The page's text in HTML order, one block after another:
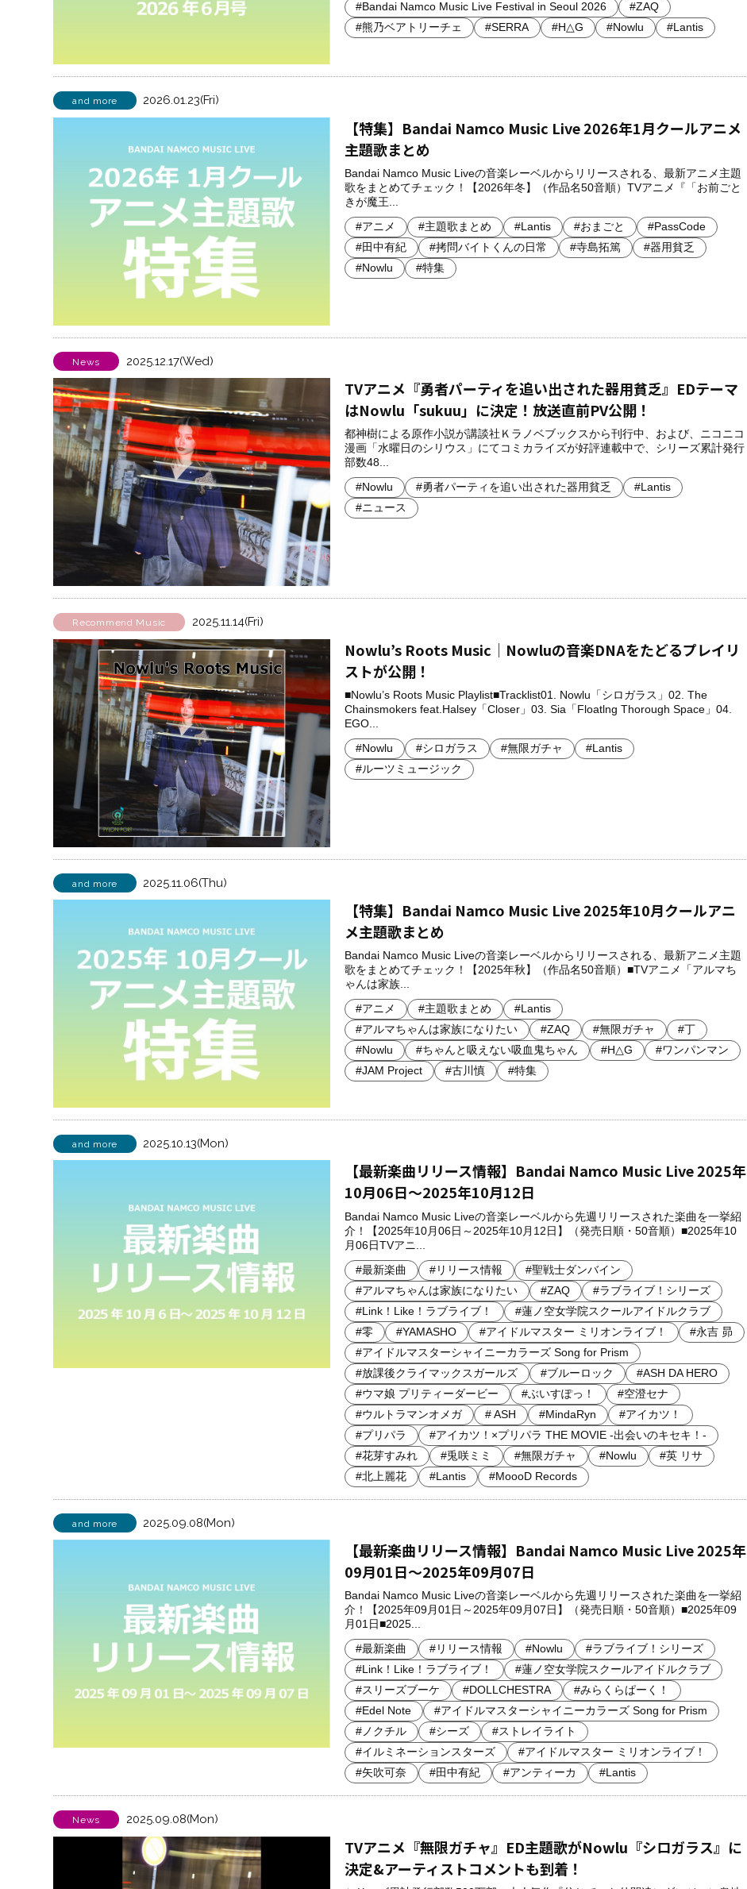
#Bandai Namco Music Live Festival in Seoul 2026
#ZAQ
#熊乃ベアトリーチェ
#SERRA #H△G #Nowlu #Lantis
and more 2026.01.23(Fri)
【特集】Bandai Namco Music Live 2026年1月クールアニメ
主題歌まとめ
Bandai Namco Music Liveの音楽レーベルからリリースされる、最新アニメ主題
歌をまとめてチェック！【2026年冬】（作品名50音順）TVアニメ『「お前ごと
きが魔王...
#アニメ #主題歌まとめ #Lantis #おまごと
#PassCode
#田中有紀
#拷問バイトくんの日常 #寺島拓篤
#器用貧乏
#Nowlu
#特集
News 2025.12.17(Wed)
TVアニメ『勇者パーティを追い出された器用貧乏』EDテーマ
はNowlu「sukuu」に決定！放送直前PV公開！
都神樹による原作小説が講談社Ｋラノベブックスから刊行中、および、ニコニコ
漫画「水曜日のシリウス」にてコミカライズが好評連載中で、シリーズ累計発行
部数48...
#Nowlu #勇者パーティを追い出された器用貧乏
#Lantis
#ニュース
Recommend Music 2025.11.14(Fri)
Nowlu’s Roots Music│Nowluの音楽DNAをたどるプレイリ
ストが公開！
■Nowlu’s Roots Music Playlist■Tracklist01. Nowlu「シロガラス」02. The
Chainsmokers feat.Halsey「Closer」03. Sia「Floatlng Thorough Space」04.
EGO...
#Nowlu #シロガラス #無限ガチャ
#Lantis
#ルーツミュージック
and more 2025.11.06(Thu)
【特集】Bandai Namco Music Live 2025年10月クールアニ
メ主題歌まとめ
Bandai Namco Music Liveの音楽レーベルからリリースされる、最新アニメ主題
歌をまとめてチェック！【2025年秋】（作品名50音順）■TVアニメ「アルマち
ゃんは家族...
#アニメ #主題歌まとめ
#Lantis
#アルマちゃんは家族になりたい
#ZAQ #無限ガチャ
#丁
#Nowlu
#ちゃんと吸えない吸血鬼ちゃん #H△G
#ワンパンマン
#JAM Project
#古川慎 #特集
and more 2025.10.13(Mon)
【最新楽曲リリース情報】Bandai Namco Music Live 2025年
10月06日～2025年10月12日
Bandai Namco Music Liveの音楽レーベルから先週リリースされた楽曲を一挙紹
介！【2025年10月06日～2025年10月12日】（発売日順・50音順）■2025年10
月06日TVアニ...
#最新楽曲 #リリース情報
#聖戦士ダンバイン
#アルマちゃんは家族になりたい
#ZAQ
#ラブライブ！シリーズ
#Link！Like！ラブライブ！
#蓮ノ空女学院スクールアイドルクラブ
#零
#YAMASHO #アイドルマスター ミリオンライブ！
#永吉 昴
#アイドルマスターシャイニーカラーズ Song for Prism
#放課後クライマックスガールズ
#ブルーロック
#ASH DA HERO
#ウマ娘 プリティーダービー
#ぶいすぽっ！
#空澄セナ
#ウルトラマンオメガ
# ASH #MindaRyn
#アイカツ！
#プリパラ
#アイカツ！×プリパラ THE MOVIE -出会いのキセキ！-
#花芽すみれ
#兎咲ミミ #無限ガチャ #Nowlu
#英 リサ
#北上麗花
#Lantis #MoooD Records
and more 2025.09.08(Mon)
【最新楽曲リリース情報】Bandai Namco Music Live 2025年
09月01日～2025年09月07日
Bandai Namco Music Liveの音楽レーベルから先週リリースされた楽曲を一挙紹
介！【2025年09月01日～2025年09月07日】（発売日順・50音順）■2025年09
月01日■2025...
#最新楽曲 #リリース情報 #Nowlu
#ラブライブ！シリーズ
#Link！Like！ラブライブ！
#蓮ノ空女学院スクールアイドルクラブ
#スリーズブーケ
#DOLLCHESTRA
#みらくらぱーく！
#Edel Note
#アイドルマスターシャイニーカラーズ Song for Prism
#ノクチル
#シーズ
#ストレイライト
#イルミネーションスターズ
#アイドルマスター ミリオンライブ！
#矢吹可奈
#田中有紀 #アンティーカ #Lantis
News 2025.09.08(Mon)
TVアニメ『無限ガチャ』ED主題歌がNowlu『シロガラス』に
決定&アーティストコメントも到着！